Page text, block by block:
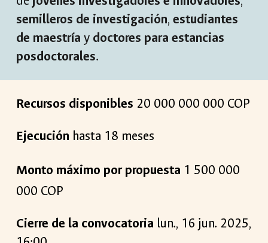
semilleros de investigación,estudiantes
de maestría y doctores para estancias
posdoctorales.
Recursos disponibles 20 000 000 000 COP
Ejecución hasta 18 meses
Monto máximo por propuesta 1 500 000
000 COP
Cierre de la convocatoria lun., 16 jun. 2025,